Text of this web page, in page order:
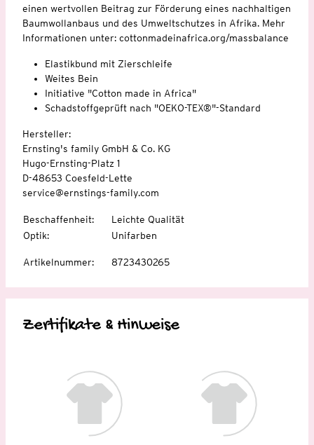
einen wertvollen Beitrag zur Förderung eines nachhaltigen
Baumwollanbaus und des Umweltschutzes in Afrika. Mehr
Informationen unter: cottonmadeinafrica.org/massbalance
Elastikbund mit Zierschleife
Weites Bein
Initiative "Cotton made in Africa"
Schadstoffgeprüft nach "OEKO-TEX®"-Standard
Hersteller:
Ernsting's family GmbH & Co. KG
Hugo-Ernsting-Platz 1
D-48653 Coesfeld-Lette
service@ernstings-family.com
Beschaffenheit:
Leichte Qualität
Optik: Unifarben
Artikelnummer: 8723430265
Zertifikate & Hinweise